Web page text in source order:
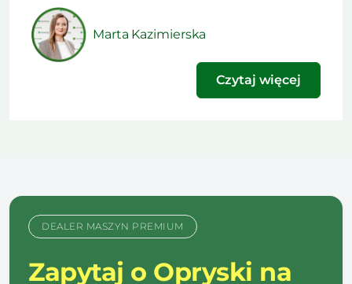
powodu na serwis w […]
Marta Kazimierska
Czytaj więcej
DEALER MASZYN PREMIUM
Zapytaj o Opryski na